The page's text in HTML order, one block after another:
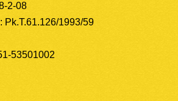
2-08
Pk.T.61.126/1993/59
53501002